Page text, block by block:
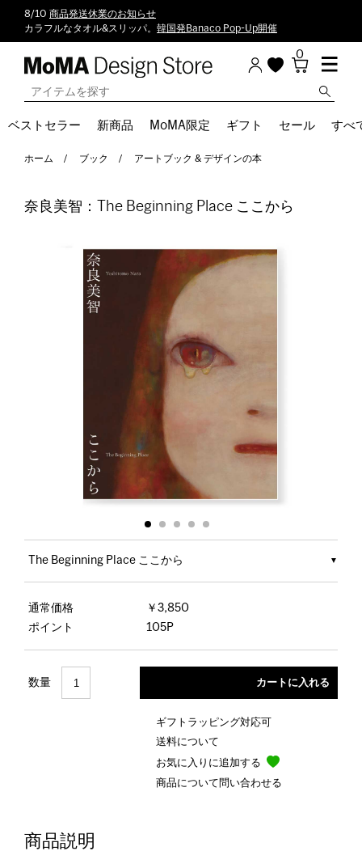
8/10 商品発送休業のお知らせ
カラフルなタオル&スリッパ。 韓国発Banaco Pop-Up開催
0
ベストセラー 新商品 MoMA限定 ギフト セール すべ
ホーム ブック アートブック & デザインの本
奈良美智：The Beginning Place ここから
The Beginning Place ここから
通常価格
￥3,850
ポイント
105P
数量
ギフトラッピング対応可
送料について
お気に入りに追加する
商品について問い合わせる
商品説明